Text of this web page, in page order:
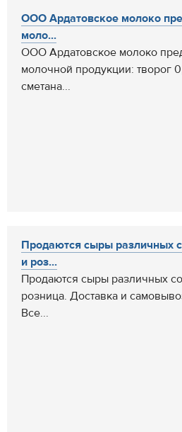
ООО Ардатовское молоко
моло...
ООО Ардатовское молоко
молочной продукции: творог
сметана...
Продаются сыры различных
и роз...
Продаются сыры различных
розница. Доставка и
Все...